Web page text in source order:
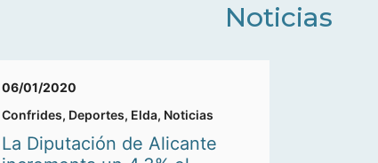
Noticias
06/01/2020
Confrides, Deportes, Elda, Noticias
La Diputación de Alicante